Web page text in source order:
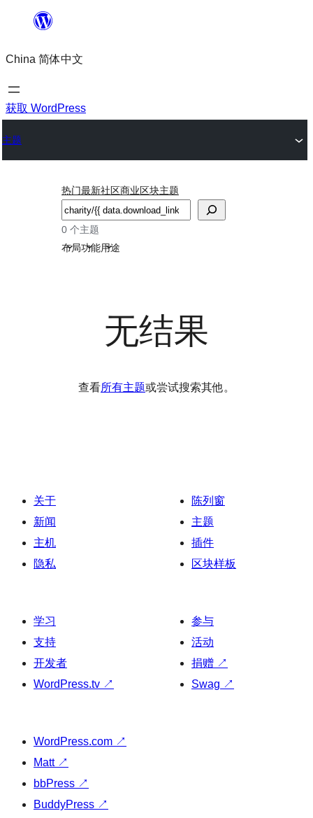
内
容
China 简体中文
获取 WordPress
主题
热门最新社区商业区块主题
搜
索
0 个主题
布局功能用途
无结果
查看所有主题或尝试搜索其他。
关于
新闻
主机
隐私
陈列窗
主题
插件
区块样板
学习
支持
开发者
WordPress.tv ↗
参与
活动
捐赠 ↗
Swag ↗
WordPress.com ↗
Matt ↗
bbPress ↗
BuddyPress ↗